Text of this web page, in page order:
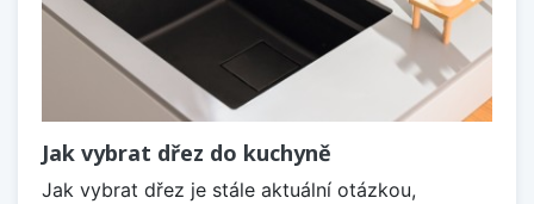
Jak vybrat dřez do kuchyně
Jak vybrat dřez je stále aktuální otázkou,